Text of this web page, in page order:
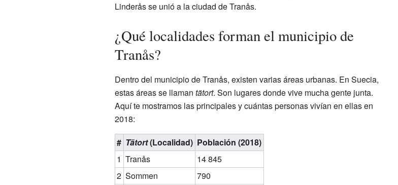
Linderås se unió a la ciudad de Tranås.
¿Qué localidades forman el municipio de
Tranås?
Dentro del municipio de Tranås, existen varias áreas urbanas. En Suecia,
estas áreas se llaman tätort. Son lugares donde vive mucha gente junta.
Aquí te mostramos las principales y cuántas personas vivían en ellas en
2018:
# Tätort(Localidad) Población (2018)
1 Tranås
14 845
2 Sommen
790